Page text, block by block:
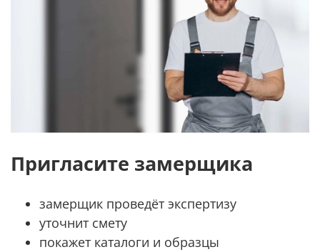
Пригласите замерщика
замерщик проведёт экспертизу
уточнит смету
покажет каталоги и образцы